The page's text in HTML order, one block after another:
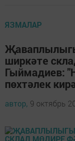
ЯЗМАЛАР
Җаваплылыгы
ширкәте
Гыймадиев:
пөхтәлек
автор, 9 октябрь